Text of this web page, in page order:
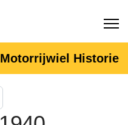
Historie